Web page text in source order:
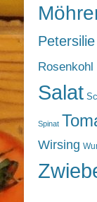
Petersilie
Rosenkohl
Salat
Spinat
Wirsing